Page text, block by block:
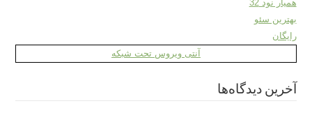
همیار نود 32
بهترین سئو
رایگان
آنتی ویروس تحت شبکه
آخرین دیدگاه‌ها